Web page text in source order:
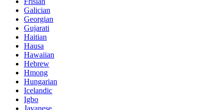
Galician
Georgian
Gujarati
Haitian
Hausa
Hawaiian
Hebrew
Hmong
Hungarian
Icelandic
Igbo